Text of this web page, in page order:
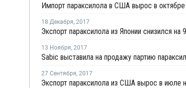
18 Декабря, 2017
13 Ноября, 2017
27 Сентября, 2017